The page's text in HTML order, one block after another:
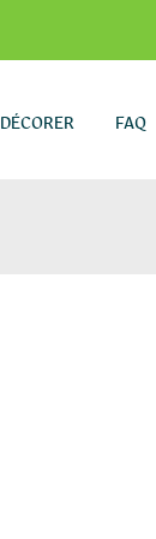
DÉCORER FAQ